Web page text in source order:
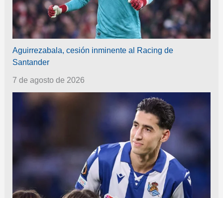
Aguirrezabala, cesión inminente al Racing de
Santander
7 de agosto de 2026